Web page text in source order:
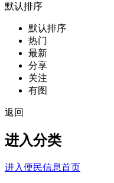
默认排序
默认排序
热门
最新
分享
关注
有图
返回
进入分类
进入便民信息首页